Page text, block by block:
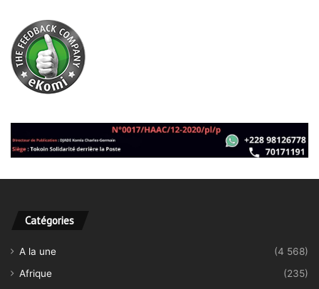
Catégories
A la une
(4 568)
Afrique
(235)